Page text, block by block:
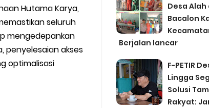
Hutama Karya,
seluruh
mengedepankan
penyelesaian akses
optimalisasi
Desa Alah
Bacalon
Berjalan lancar
F-PETIR
Lingga
Solusi
Rakyat: